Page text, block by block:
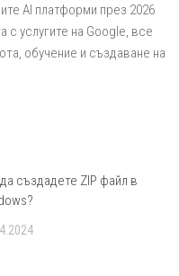
AI платформи през 2026
с услугите на Google, все
обучение и създаване на
създадете ZIP файл в